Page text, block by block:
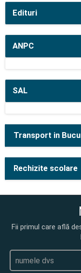
Edituri
ANPC
SAL
Transport in
Rechizite scolare
Fii primul care află